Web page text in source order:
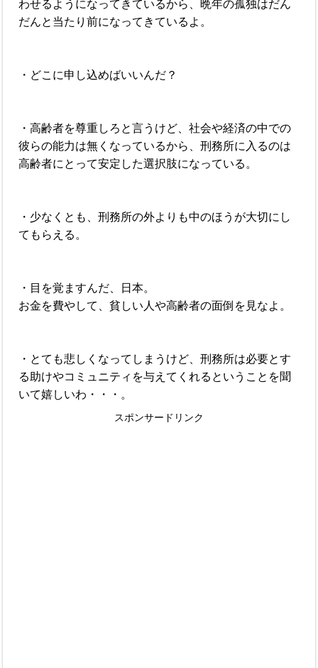
わせるようになってきているから、晩年の孤独はだん
だんと当たり前になってきているよ。
・どこに申し込めばいいんだ？
・高齢者を尊重しろと言うけど、社会や経済の中での
彼らの能力は無くなっているから、刑務所に入るのは
高齢者にとって安定した選択肢になっている。
・少なくとも、刑務所の外よりも中のほうが大切にし
てもらえる。
・目を覚ますんだ、日本。
お金を費やして、貧しい人や高齢者の面倒を見なよ。
・とても悲しくなってしまうけど、刑務所は必要とす
る助けやコミュニティを与えてくれるということを聞
いて嬉しいわ・・・。
スポンサードリンク